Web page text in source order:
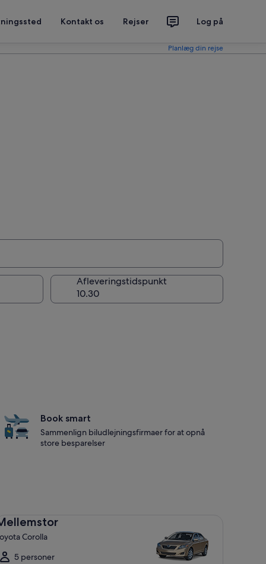
Kontakt os Rejser Log på
Planlæg din rejse
Afleveringstidspunkt
Book smart
Sammenlign biludlejningsfirmaer for at opnå
store besparelser
Corolla
5 personer